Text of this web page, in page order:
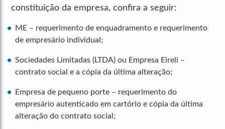
constituição da empresa, confira a seguir:
ME – requerimento de enquadramento e requerimento
de empresário individual;
Sociedades Limitadas (LTDA) ou Empresa Eireli –
contrato social e a cópia da última alteração;
Empresa de pequeno porte – requerimento do
empresário autenticado em cartório e cópia da última
alteração do contrato social;